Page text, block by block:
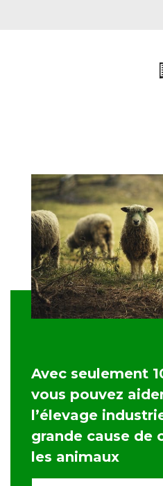
Avec seulement
vous pouvez
l’élevage
grande cause de
les animaux